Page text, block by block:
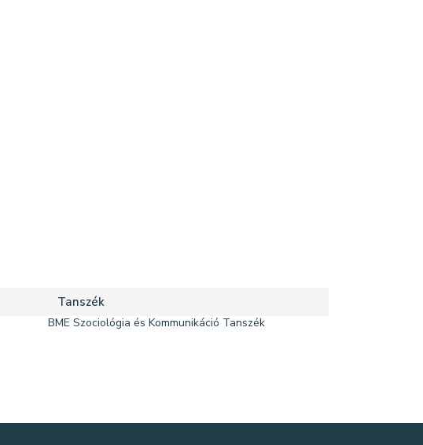
Tanszék
BME Szociológia és Kommunikáció Tanszék